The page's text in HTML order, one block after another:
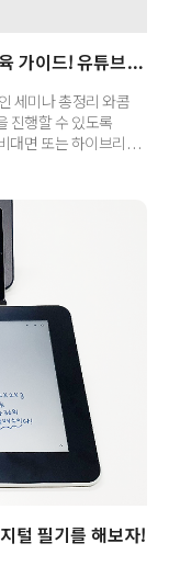
[와콤 웨비나] 효율적인 비대면·온라인 교육 가이드! 유튜브 온라인 세미나 총정리
세미나 총정리 와콤
진행할 수 있도록
대면 또는 하이브리드
나를 진행하면서
교육 현장에서 와콤
물에는 보다 편하게
모든 내용은 와콤
상할 수 있습니다.
털 필기를 해보자!